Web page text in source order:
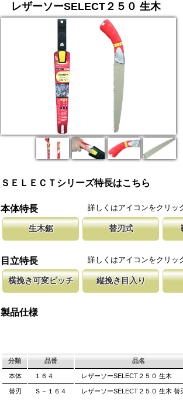
レザーソーSELECT２５０ 生木
ＳＥＬＥＣＴシリーズ特長はこちら
本体特長 詳しくはアイコンをクリッ
生木鋸
が、果樹園の剪定作業には果樹鋸が適しています。
替刃式
します。 鋸刃のマーキング（右下）に替刃品番
しています。
果樹園、型枠作業など
ております。
目立特長 詳しくはアイコンをクリッ
横挽き可変ピッチ
てで、刃全体で均等に切進むことが出来るようにした目
立てです。
縦挽き目入り
のかきだしを助け、良好な切れ味を発揮します。
製品仕様
分類 品番 品名
本体 １６４
レザーソーSELECT２５０ 生木
替刃 Ｓ－１６４ レザーソーSELECT２５０ 生木 替